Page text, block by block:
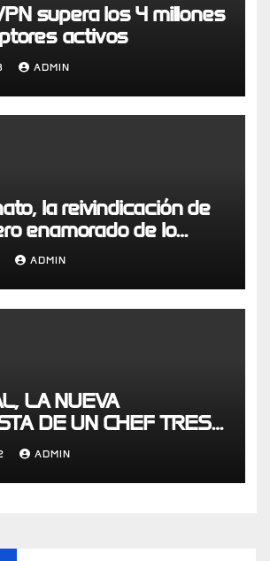
supera los 4 millones
activos
ADMIN
la reivindicación de
enamorado de lo
ADMIN
LA NUEVA
DE UN CHEF TRES
MICHELIN EN
ADMIN